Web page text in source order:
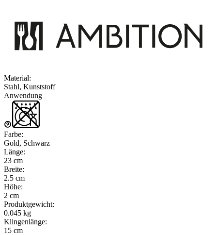
Material:
Stahl, Kunststoff
Anwendung
Farbe:
Gold, Schwarz
Länge:
23 cm
Breite:
2.5 cm
Höhe:
2 cm
Produktgewicht:
0.045 kg
Klingenlänge:
15 cm